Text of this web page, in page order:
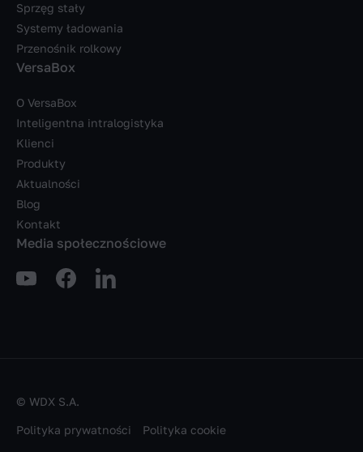
Sprzęg stały
Systemy ładowania
Przenośnik rolkowy
VersaBox
O VersaBox
Inteligentna intralogistyka
Klienci
Produkty
Aktualności
Blog
Kontakt
Media społecznościowe
© WDX S.A.
Polityka prywatności Polityka cookie